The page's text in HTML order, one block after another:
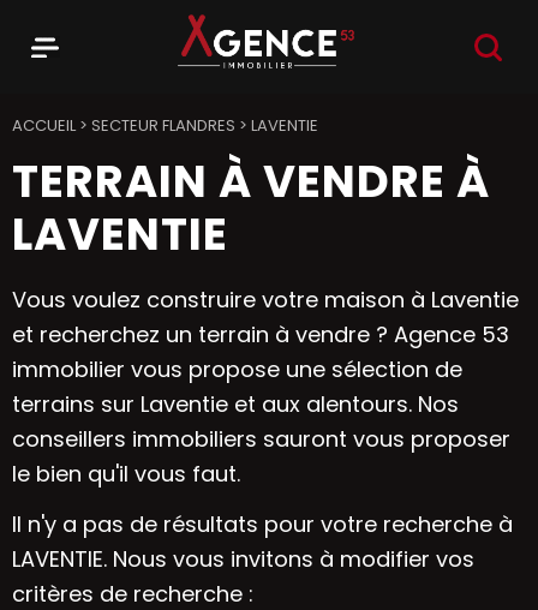
ACCUEIL> SECTEUR FLANDRES > LAVENTIE
TERRAIN À VENDRE À
LAVENTIE
Vous voulez construire votre maison à Laventie
et recherchez un terrain à vendre ? Agence 53
immobilier vous propose une sélection de
terrains sur Laventie et aux alentours. Nos
conseillers immobiliers sauront vous proposer
le bien qu'il vous faut.
Il n'y a pas de résultats pour votre recherche à
LAVENTIE. Nous vous invitons à modifier vos
critères de recherche :